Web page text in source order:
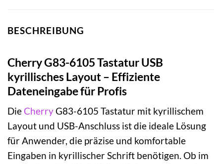
BESCHREIBUNG
Cherry G83-6105 Tastatur USB
kyrillisches Layout – Effiziente
Dateneingabe für Profis
Die CherryG83-6105 Tastatur mit kyrillischem
Layout und USB-Anschluss ist die ideale Lösung
für Anwender, die präzise und komfortable
Eingaben in kyrillischer Schrift benötigen. Ob im